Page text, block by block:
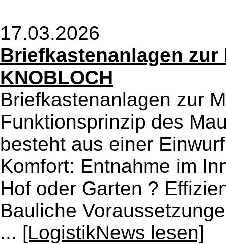
17.03.2026
Briefkastenanlagen
KNOBLOCH
Briefkastenanlagen zur
Funktionsprinzip des
besteht aus einer
Komfort: Entnahme im
Hof oder Garten ?
Bauliche
... [LogistikNews lesen]